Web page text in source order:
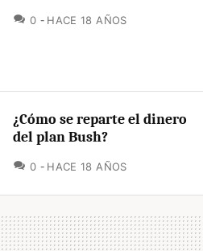
0 COMENTARIOS
HACE 18 AÑOS
¿Cómo se reparte el dinero
del plan Bush?
0 COMENTARIOS
HACE 18 AÑOS